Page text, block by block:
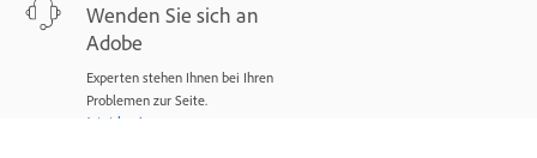
Wenden Sie sich an
Adobe
Experten stehen Ihnen bei Ihren
Problemen zur Seite.
Jetzt beginnen